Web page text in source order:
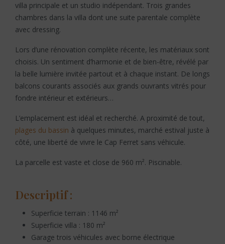
villa principale et un studio indépendant. Trois grandes
chambres dans la villa dont une suite parentale complète
avec dressing.
Lors d’une rénovation complète récente, les matériaux sont
choisis. Un sentiment d’harmonie et de bien-être, révélé par
la belle lumière invitée partout et à chaque instant. De longs
balcons courants associés aux grands ouvrants vitrés pour
fondre intérieur et extérieurs…
L’emplacement est idéal et recherché. A proximité de tout,
plages du bassin à quelques minutes, marché estival juste à
côté, une liberté de vivre le Cap Ferret sans véhicule.
La parcelle est vaste et close de 960 m². Piscinable.
Descriptif :
Superficie terrain : 1146 m²
Superficie villa : 180 m²
Garage trois véhicules avec borne électrique